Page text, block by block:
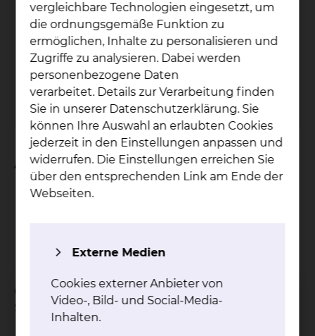
Pa­ti­en­ten­bü­che­rei
Der Service der Patientenbücherei wird nur
am Standort Salzdahlumer Straße
angeboten.
mehr
An wen verleihen wir?
Patientinnen und Patienten
Angestellte
des Städtischen Klinikums am Standort
Salzdahlumer Straße.
vergleichbare Technologien eingesetzt, um
die ordnungsgemäße Funktion zu
ermöglichen, Inhalte zu personalisieren und
Zugriffe zu analysieren. Dabei werden
personenbezogene Daten
verarbeitet. Details zur Verarbeitung finden
Sie in unserer Datenschutzerklärung. Sie
können Ihre Auswahl an erlaubten Cookies
jederzeit in den Einstellungen anpassen und
widerrufen. Die Einstellungen erreichen Sie
über den entsprechenden Link am Ende der
Webseiten.
Externe Medien
Cookies externer Anbieter von
Video-, Bild- und Social-Media-
Inhalten.